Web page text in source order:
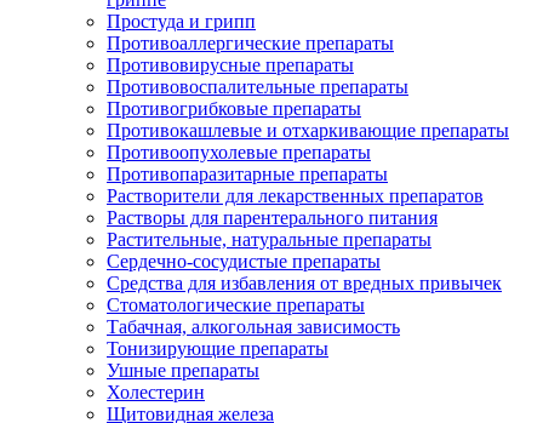
Простуда и грипп
Противоаллергические препараты
Противовирусные препараты
Противовоспалительные препараты
Противогрибковые препараты
Противокашлевые и отхаркивающие препараты
Противоопухолевые препараты
Противопаразитарные препараты
Растворители для лекарственных препаратов
Растворы для парентерального питания
Растительные, натуральные препараты
Сердечно-сосудистые препараты
Средства для избавления от вредных привычек
Стоматологические препараты
Табачная, алкогольная зависимость
Тонизирующие препараты
Ушные препараты
Холестерин
Щитовидная железа